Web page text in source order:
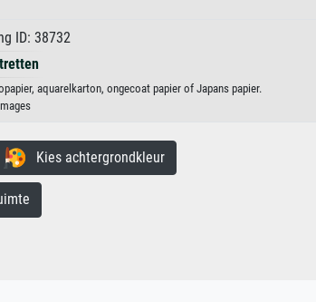
ID: 38732
aquarelkarton, ongecoat papier of Japans papier.
Kies achtergrondkleur